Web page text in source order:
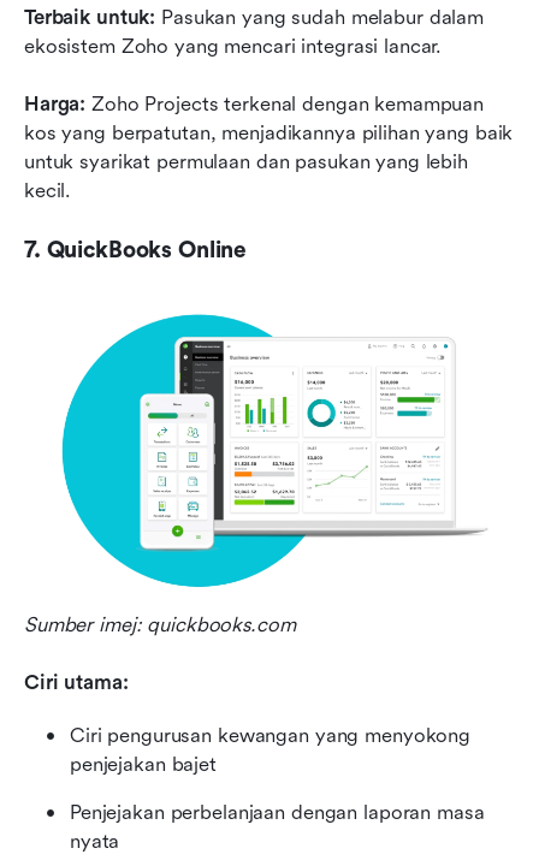
Terbaik untuk: Pasukan yang sudah melabur dalam
ekosistem Zoho yang mencari integrasi lancar.
Harga: Zoho Projects terkenal dengan kemampuan
kos yang berpatutan, menjadikannya pilihan yang baik
untuk syarikat permulaan dan pasukan yang lebih
kecil.
7. QuickBooks Online
Sumber imej: quickbooks.com
Ciri utama:
Ciri pengurusan kewangan yang menyokong
penjejakan bajet
Penjejakan perbelanjaan dengan laporan masa
nyata